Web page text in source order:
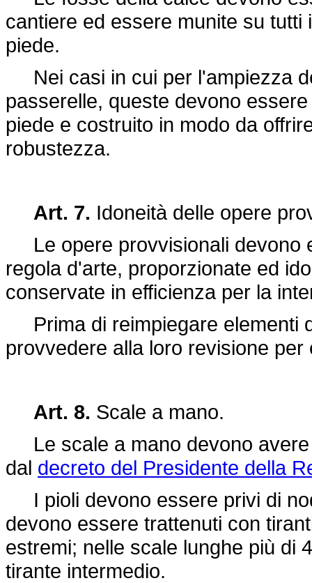
cantiere ed essere munite su
piede.
Nei casi in cui per l'ampiezza
passerelle, queste devono
piede e costruito in modo da
robustezza.
Art. 7. Idoneità delle opere
Le opere provvisionali devono
regola d'arte, proporzionate ed
conservate in efficienza per la
Prima di reimpiegare elementi
provvedere alla loro revisione
Art. 8. Scale a mano.
Le scale a mano devono avere
dal decreto del Presidente della
I pioli devono essere privi di
devono essere trattenuti con
estremi; nelle scale lunghe più di
tirante intermedio.